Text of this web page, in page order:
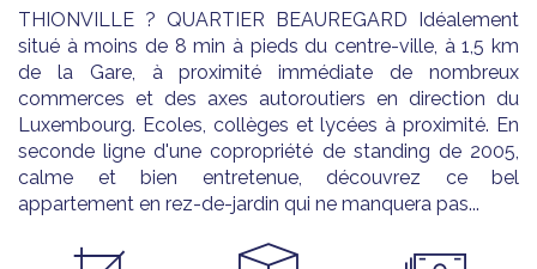
THIONVILLE ? QUARTIER BEAUREGARD Idéalement
situé à moins de 8 min à pieds du centre-ville, à 1,5 km
de la Gare, à proximité immédiate de nombreux
commerces et des axes autoroutiers en direction du
Luxembourg. Ecoles, collèges et lycées à proximité. En
seconde ligne d'une copropriété de standing de 2005,
calme et bien entretenue, découvrez ce bel
appartement en rez-de-jardin qui ne manquera pas...